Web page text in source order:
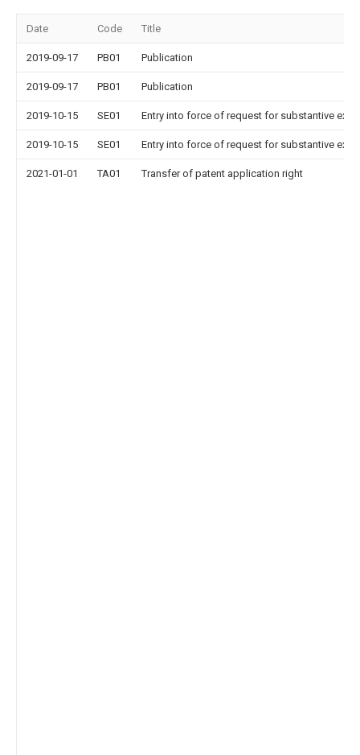
Date Code Title
2019-09-17 PB01 Publication
2019-09-17 PB01 Publication
2019-10-15 SE01 Entry into force of request for substantive
2019-10-15 SE01 Entry into force of request for substantive
2021-01-01 TA01 Transfer of patent application right